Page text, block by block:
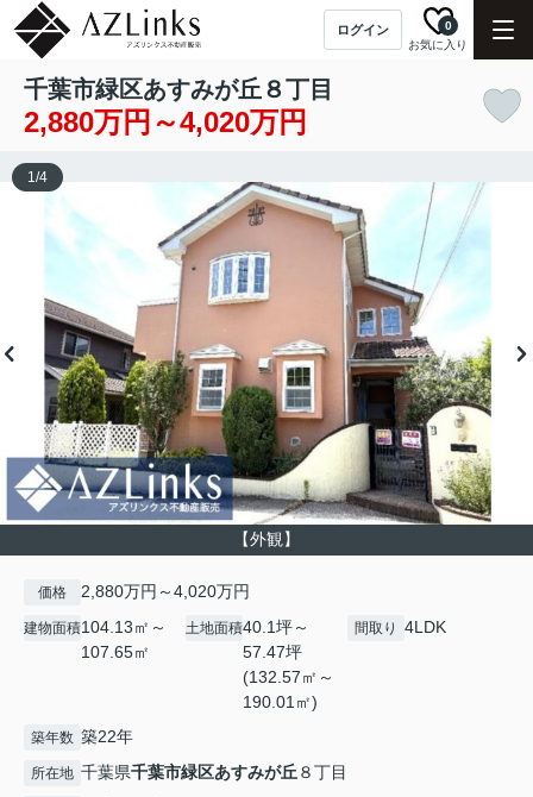
ログイン
お気に入り
0
千葉市緑区あすみが丘８丁目
2,880万円～4,020万円
【外観】
1/4
価格 2,880万円～4,020万円
建物面積104.13㎡～
107.65㎡
土地面積40.1坪～
57.47坪
(132.57㎡～
190.01㎡)
間取り 4LDK
築年数 築22年
所在地 千葉県千葉市緑区あすみが丘８丁目